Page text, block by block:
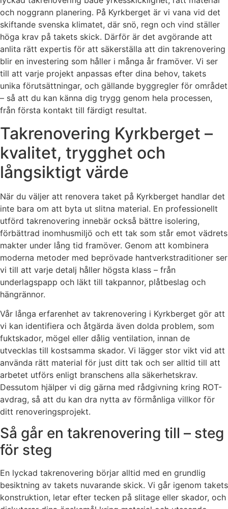
och noggrann planering. På Kyrkberget är vi vana vid det
skiftande svenska klimatet, där snö, regn och vind ställer
höga krav på takets skick. Därför är det avgörande att
anlita rätt expertis för att säkerställa att din takrenovering
blir en investering som håller i många år framöver. Vi ser
till att varje projekt anpassas efter dina behov, takets
unika förutsättningar, och gällande byggregler för området
– så att du kan känna dig trygg genom hela processen,
från första kontakt till färdigt resultat.
Takrenovering Kyrkberget –
kvalitet, trygghet och
långsiktigt värde
När du väljer att renovera taket på Kyrkberget handlar det
inte bara om att byta ut slitna material. En professionellt
utförd takrenovering innebär också bättre isolering,
förbättrad inomhusmiljö och ett tak som står emot vädrets
makter under lång tid framöver. Genom att kombinera
moderna metoder med beprövade hantverkstraditioner ser
vi till att varje detalj håller högsta klass – från
underlagspapp och läkt till takpannor, plåtbeslag och
hängrännor.
Vår långa erfarenhet av takrenovering i Kyrkberget gör att
vi kan identifiera och åtgärda även dolda problem, som
fuktskador, mögel eller dålig ventilation, innan de
utvecklas till kostsamma skador. Vi lägger stor vikt vid att
använda rätt material för just ditt tak och ser alltid till att
arbetet utförs enligt branschens alla säkerhetskrav.
Dessutom hjälper vi dig gärna med rådgivning kring ROT-
avdrag, så att du kan dra nytta av förmånliga villkor för
ditt renoveringsprojekt.
Så går en takrenovering till – steg
för steg
En lyckad takrenovering börjar alltid med en grundlig
besiktning av takets nuvarande skick. Vi går igenom takets
konstruktion, letar efter tecken på slitage eller skador, och